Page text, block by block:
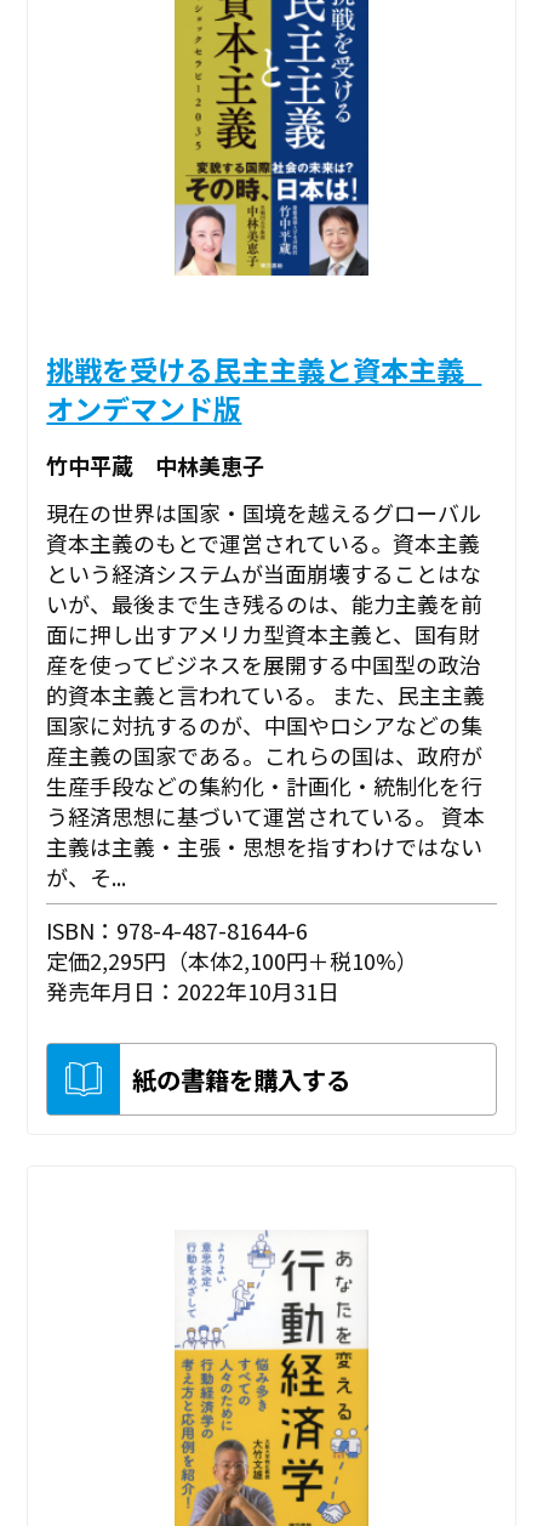
挑戦を受ける民主主義と資本主義_
オンデマンド版
竹中平蔵 中林美恵子
現在の世界は国家・国境を越えるグローバル
資本主義のもとで運営されている。資本主義
という経済システムが当面崩壊することはな
いが、最後まで生き残るのは、能力主義を前
面に押し出すアメリカ型資本主義と、国有財
産を使ってビジネスを展開する中国型の政治
的資本主義と言われている。 また、民主主義
国家に対抗するのが、中国やロシアなどの集
産主義の国家である。これらの国は、政府が
生産手段などの集約化・計画化・統制化を行
う経済思想に基づいて運営されている。 資本
主義は主義・主張・思想を指すわけではない
が、そ...
ISBN：978-4-487-81644-6
定価2,295円（本体2,100円＋税10%）
発売年月日：2022年10月31日
紙の書籍を購入する